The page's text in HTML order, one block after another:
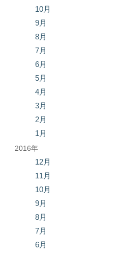
10月
9月
8月
7月
6月
5月
4月
3月
2月
1月
2016年
12月
11月
10月
9月
8月
7月
6月